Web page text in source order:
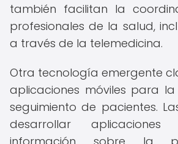
también facilitan la
profesionales de la salud,
a través de la telemedicina.
Otra tecnología emergente
aplicaciones móviles para
seguimiento de pacientes.
desarrollar